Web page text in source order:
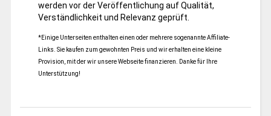
werden vor der Veröffentlichung auf Qualität,
Verständlichkeit und Relevanz geprüft.
*Einige Unterseiten enthalten einen oder mehrere sogenannte Affiliate-
Links. Sie kaufen zum gewohnten Preis und wir erhalten eine kleine
Provision, mit der wir unsere Webseite finanzieren. Danke für Ihre
Unterstützung!